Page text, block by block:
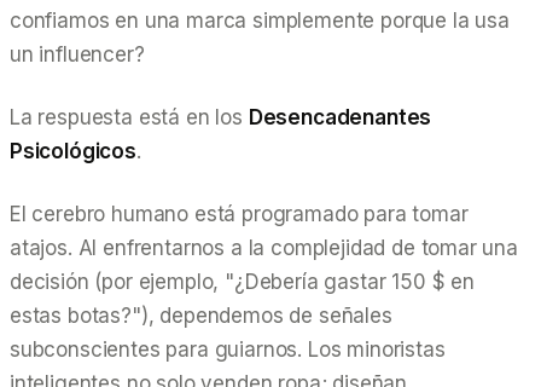
confiamos en una marca simplemente porque la usa
un influencer?
La respuesta está en los Desencadenantes
Psicológicos.
El cerebro humano está programado para tomar
atajos. Al enfrentarnos a la complejidad de tomar una
decisión (por ejemplo, "¿Debería gastar 150 $ en
estas botas?"), dependemos de señales
subconscientes para guiarnos. Los minoristas